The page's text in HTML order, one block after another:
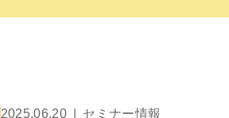
2025.06.20 セミナー情報